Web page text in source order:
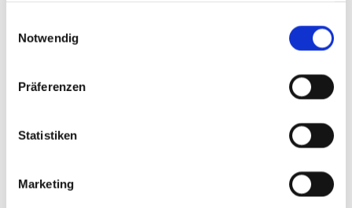
Notwendig
Präferenzen
Statistiken
Marketing
Sudfeldstraße 14
Tel: 02332 7595 - 0
e-Mail:
Mo-Fr von 8:30 Uhr - 12 Uhr